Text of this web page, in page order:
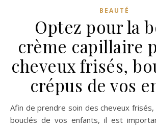
BEAUTÉ
Optez pour la
crème capillaire
cheveux frisés,
crépus de vos
Afin de prendre soin des cheveux frisés, crépus ou encore
bouclés de vos enfants, il est